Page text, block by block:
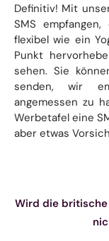
Definitiv! Mit
SMS
flexibel wie ein
Punkt
sehen. Sie
senden, wir
angemessen zu
Werbetafel eine
aber etwas
Wird die britische